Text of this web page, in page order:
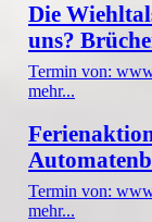
Die
uns?
Termin von:
mehr...
Termin von:
mehr...